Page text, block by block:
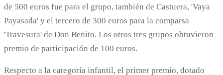
de 500 euros fue para el grupo, también de Castuera, 'Vaya
Payasada' y el tercero de 300 euros para la comparsa
'Travesura' de Don Benito. Los otros tres grupos obtuvieron
premio de participación de 100 euros.
Respecto a la categoría infantil, el primer premio, dotado